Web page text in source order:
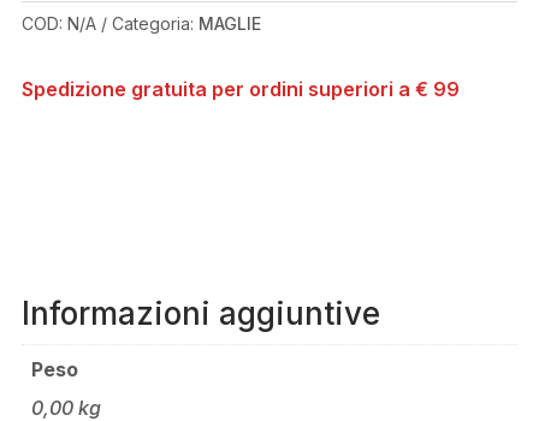
STACKED
QUANTITÀ
COD: N/A Categoria: MAGLIE
Spedizione gratuita per ordini superiori a € 99
Informazioni aggiuntive
Peso
0,00 kg